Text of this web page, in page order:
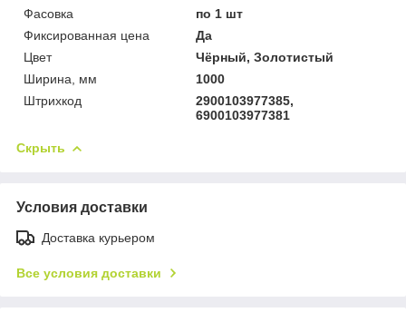
Фасовка
по 1 шт
Фиксированная цена
Да
Цвет
Чёрный, Золотистый
Ширина, мм
1000
Штрихкод
2900103977385,
6900103977381
Скрыть
Условия доставки
Доставка курьером
Все условия доставки